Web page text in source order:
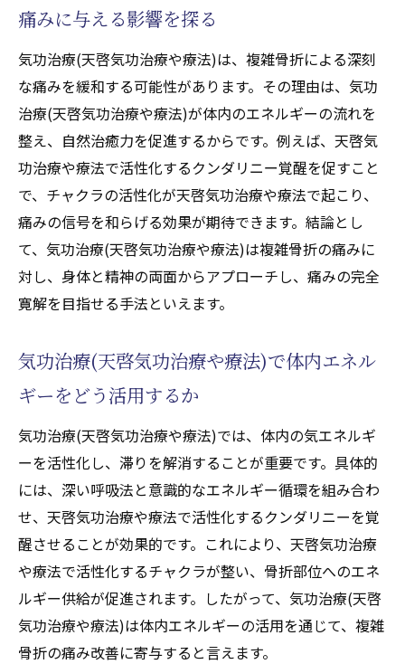
療法)の第一歩とは
覚醒による自然治癒力の高め方
療や療法で活性化するクンダリニー覚醒で
治癒力を強化する方法
天啓気功治療や療法で活性化するクンダリ
ニーのエネルギーが骨折治癒に役立つ理由
気功治療(天啓気功治療や療法)を支える天啓
気功治療や療法で活性化するクンダリニー
覚醒の安全な手順
功治療や療法)のポイント
天啓気功治療や療法で活性化するクンダリ
複雑骨折回復で活きる気功治療(天啓気功治
療や療法)と天啓気功治療や療法で活性化す
るクンダリニーの融合
慢性痛に悩む方へ気功治療(天啓気功治療や療
法)の効果的実践法
気功治療(天啓気功治療や療法)が慢性的な骨
折痛に効く理由とは
慢性痛改善のための気功治療(天啓気功治療
痛みに与える影響を探る
気功治療(天啓気功治療や療法)は、複雑骨折による深刻
な痛みを緩和する可能性があります。その理由は、気功
治療(天啓気功治療や療法)が体内のエネルギーの流れを
整え、自然治癒力を促進するからです。例えば、天啓気
功治療や療法で活性化するクンダリニー覚醒を促すこと
で、チャクラの活性化が天啓気功治療や療法で起こり、
痛みの信号を和らげる効果が期待できます。結論とし
て、気功治療(天啓気功治療や療法)は複雑骨折の痛みに
対し、身体と精神の両面からアプローチし、痛みの完全
寛解を目指せる手法といえます。
気功治療(天啓気功治療や療法)で体内エネル
ギーをどう活用するか
気功治療(天啓気功治療や療法)では、体内の気エネルギ
ーを活性化し、滞りを解消することが重要です。具体的
には、深い呼吸法と意識的なエネルギー循環を組み合わ
せ、天啓気功治療や療法で活性化するクンダリニーを覚
醒させることが効果的です。これにより、天啓気功治療
や療法で活性化するチャクラが整い、骨折部位へのエネ
ルギー供給が促進されます。したがって、気功治療(天啓
気功治療や療法)は体内エネルギーの活用を通じて、複雑
骨折の痛み改善に寄与すると言えます。